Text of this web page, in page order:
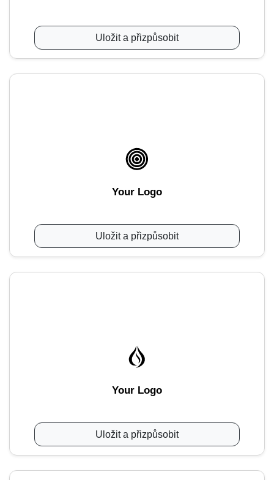
Uložit a přizpůsobit
Your Logo
Uložit a přizpůsobit
Your Logo
Uložit a přizpůsobit